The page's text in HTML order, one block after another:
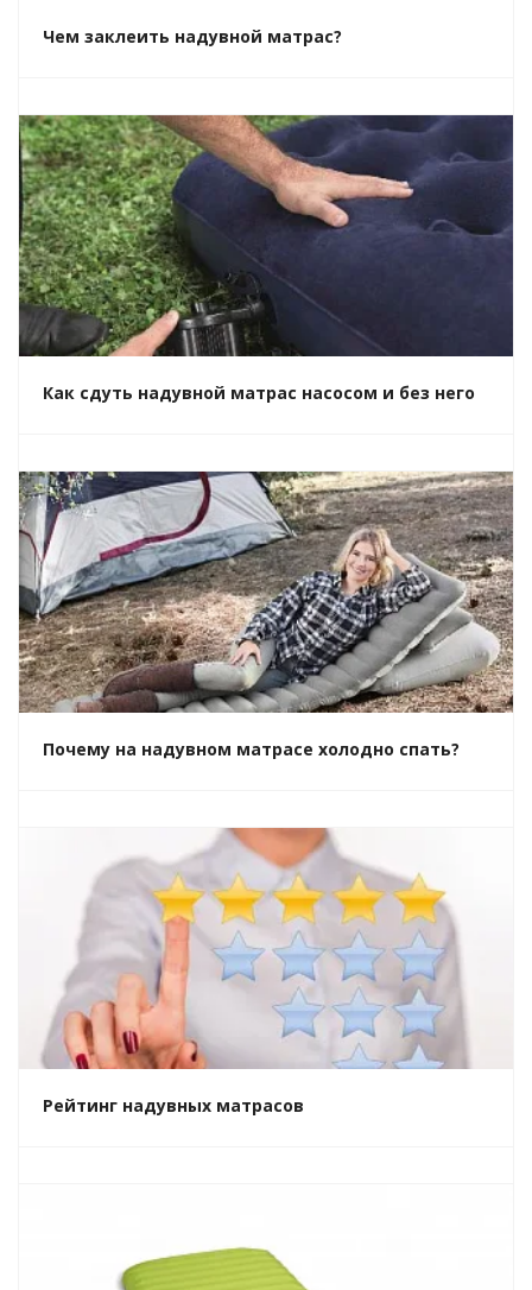
Чем заклеить надувной матрас?
Как сдуть надувной матрас насосом и без него
Почему на надувном матрасе холодно спать?
Рейтинг надувных матрасов